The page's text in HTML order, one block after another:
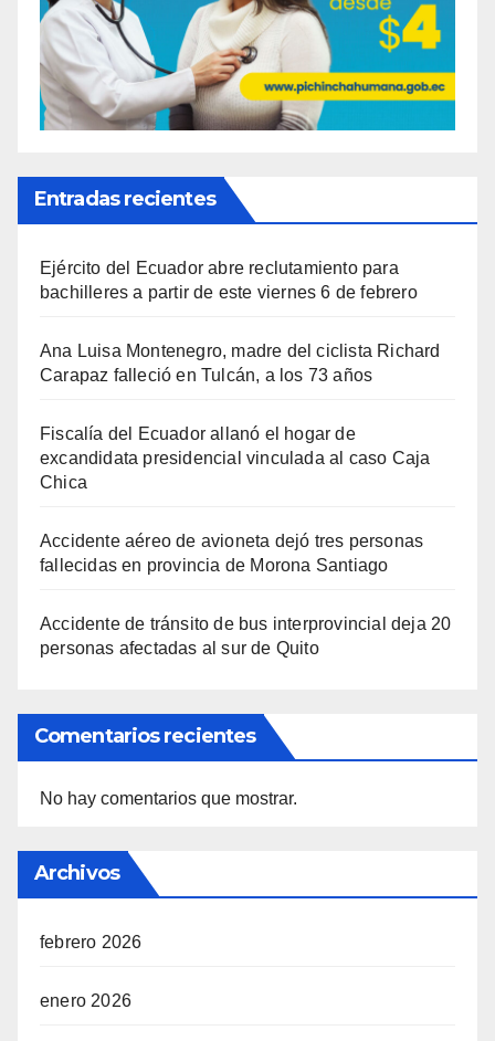
Entradas recientes
Ejército del Ecuador abre reclutamiento para
bachilleres a partir de este viernes 6 de febrero
Ana Luisa Montenegro, madre del ciclista Richard
Carapaz falleció en Tulcán, a los 73 años
Fiscalía del Ecuador allanó el hogar de
excandidata presidencial vinculada al caso Caja
Chica
Accidente aéreo de avioneta dejó tres personas
fallecidas en provincia de Morona Santiago
Accidente de tránsito de bus interprovincial deja 20
personas afectadas al sur de Quito
Comentarios recientes
No hay comentarios que mostrar.
Archivos
febrero 2026
enero 2026